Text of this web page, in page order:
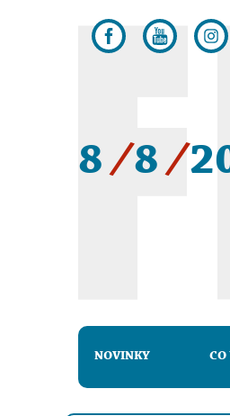
8/8/
NOVINKY CO